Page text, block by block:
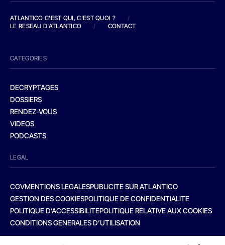
ATLANTICO C'EST QUI, C'EST QUOI ?
/
LE RESEAU D'ATLANTICO
/ CONTACT
CATEGORIES
DECRYPTAGES
DOSSIERS
RENDEZ-VOUS
VIDEOS
PODCASTS
LEGAL
CGVMENTIONS LEGALESPUBLICITE SUR ATLANTICO
GESTION DES COOKIESPOLITIQUE DE CONFIDENTIALITE
POLITIQUE D’ACCESSIBILITEPOLITIQUE RELATIVE AUX COOKIES
CONDITIONS GENERALES D’UTILISATION